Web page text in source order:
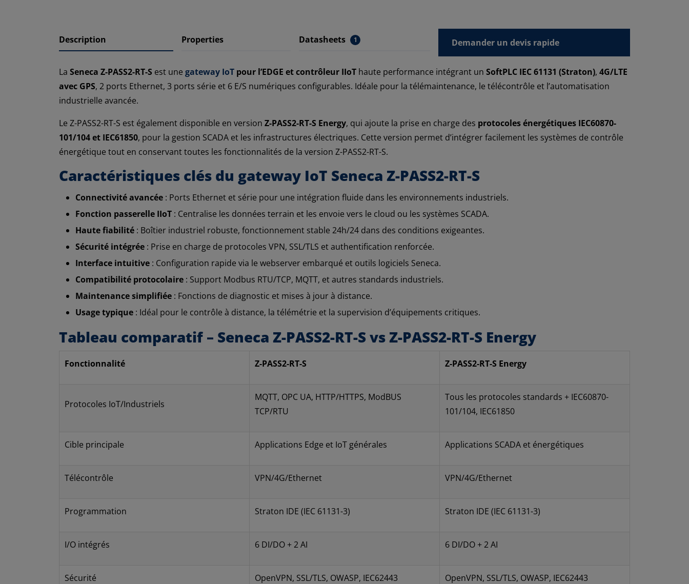
Description Properties Datasheets 1 Demander un devis rapide
La Seneca Z-PASS2-RT-S est une gateway IoT pour l’EDGE et contrôleur IIoT haute performance intégrant un SoftPLC IEC 61131 (Straton), 4G/LTE
avec GPS, 2 ports Ethernet, 3 ports série et 6 E/S numériques configurables. Idéale pour la télémaintenance, le télécontrôle et l’automatisation
industrielle avancée.
Le Z-PASS2-RT-S est également disponible en version Z-PASS2-RT-S Energy, qui ajoute la prise en charge des protocoles énergétiques IEC60870-
101/104 et IEC61850, pour la gestion SCADA et les infrastructures électriques. Cette version permet d’intégrer facilement les systèmes de contrôle
énergétique tout en conservant toutes les fonctionnalités de la version Z-PASS2-RT-S.
Caractéristiques clés du gateway IoT Seneca Z-PASS2-RT-S
Connectivité avancée : Ports Ethernet et série pour une intégration fluide dans les environnements industriels.
Fonction passerelle IIoT : Centralise les données terrain et les envoie vers le cloud ou les systèmes SCADA.
Haute fiabilité : Boîtier industriel robuste, fonctionnement stable 24h/24 dans des conditions exigeantes.
Sécurité intégrée : Prise en charge de protocoles VPN, SSL/TLS et authentification renforcée.
Interface intuitive : Configuration rapide via le webserver embarqué et outils logiciels Seneca.
Compatibilité protocolaire : Support Modbus RTU/TCP, MQTT, et autres standards industriels.
Maintenance simplifiée : Fonctions de diagnostic et mises à jour à distance.
Usage typique : Idéal pour le contrôle à distance, la télémétrie et la supervision d’équipements critiques.
Tableau comparatif – Seneca Z-PASS2-RT-S vs Z-PASS2-RT-S Energy
Fonctionnalité Z-PASS2-RT-S Z-PASS2-RT-S Energy
Protocoles IoT/Industriels
MQTT, OPC UA, HTTP/HTTPS, ModBUS
TCP/RTU
Tous les protocoles standards + IEC60870-
101/104, IEC61850
Cible principale Applications Edge et IoT générales Applications SCADA et énergétiques
Télécontrôle VPN/4G/Ethernet VPN/4G/Ethernet
Programmation Straton IDE (IEC 61131-3) Straton IDE (IEC 61131-3)
I/O intégrés 6 DI/DO + 2 AI 6 DI/DO + 2 AI
Sécurité OpenVPN, SSL/TLS, OWASP, IEC62443 OpenVPN, SSL/TLS, OWASP, IEC62443